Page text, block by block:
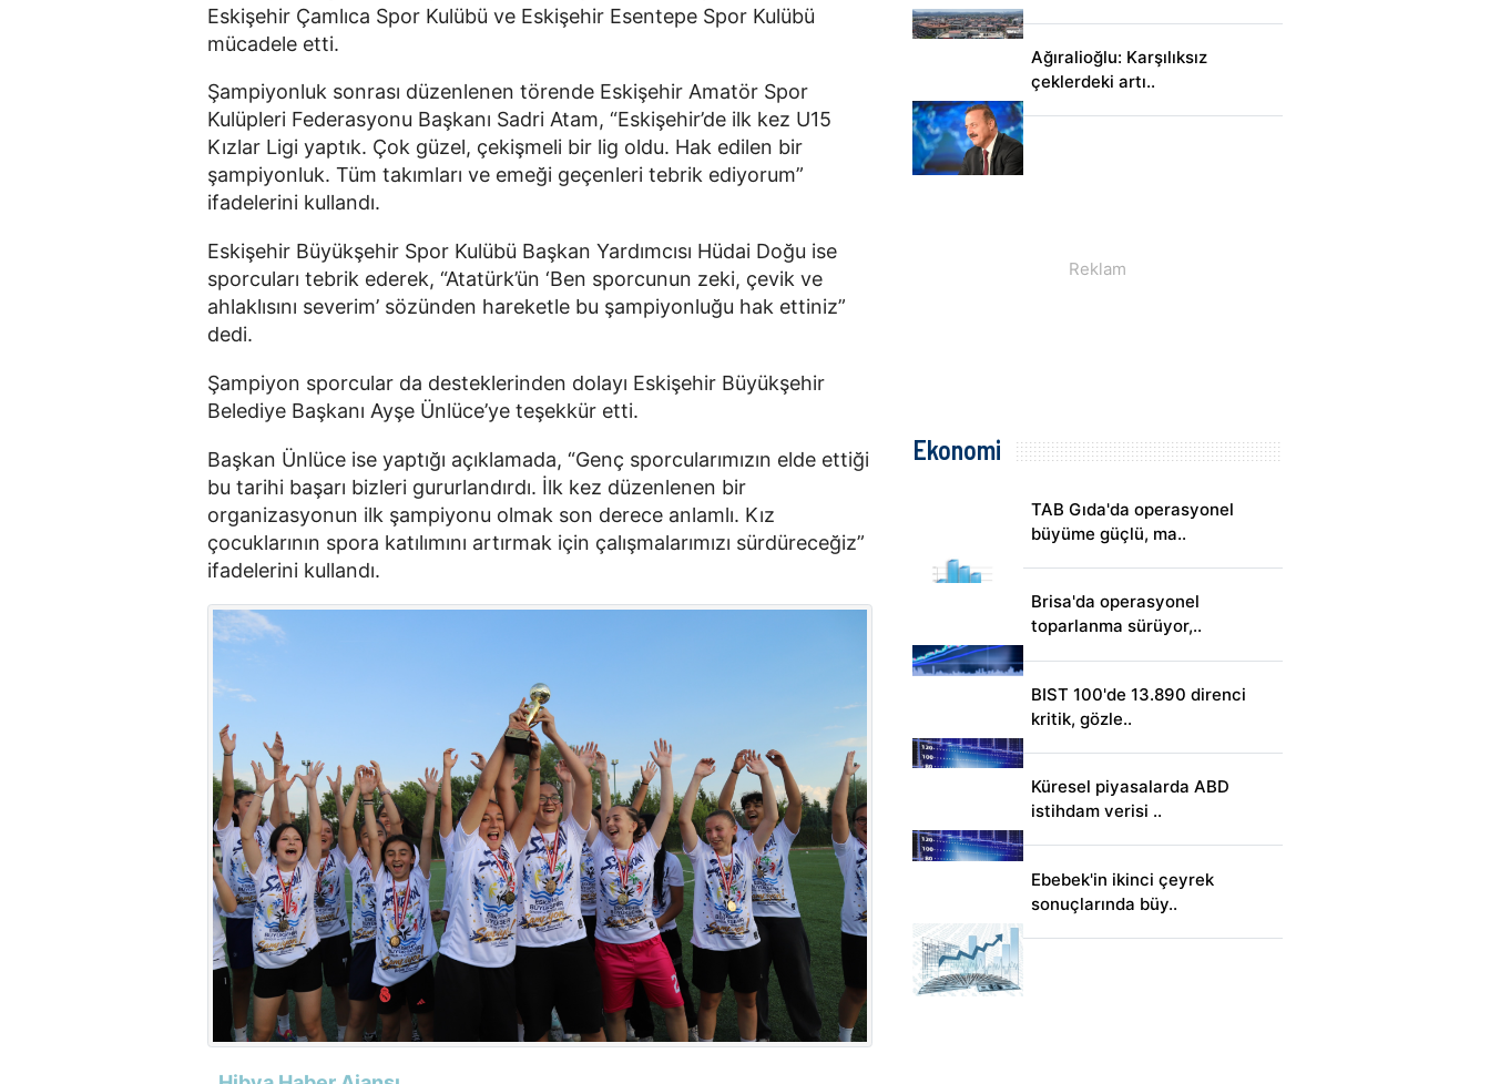
Eskişehir Çamlıca Spor Kulübü ve Eskişehir Esentepe Spor Kulübü
mücadele etti.
Şampiyonluk sonrası düzenlenen törende Eskişehir Amatör Spor
Kulüpleri Federasyonu Başkanı Sadri Atam, “Eskişehir’de ilk kez U15
Kızlar Ligi yaptık. Çok güzel, çekişmeli bir lig oldu. Hak edilen bir
şampiyonluk. Tüm takımları ve emeği geçenleri tebrik ediyorum”
ifadelerini kullandı.
Eskişehir Büyükşehir Spor Kulübü Başkan Yardımcısı Hüdai Doğu ise
sporcuları tebrik ederek, “Atatürk’ün ‘Ben sporcunun zeki, çevik ve
ahlaklısını severim’ sözünden hareketle bu şampiyonluğu hak ettiniz”
dedi.
Şampiyon sporcular da desteklerinden dolayı Eskişehir Büyükşehir
Belediye Başkanı Ayşe Ünlüce’ye teşekkür etti.
Başkan Ünlüce ise yaptığı açıklamada, “Genç sporcularımızın elde ettiği
bu tarihi başarı bizleri gururlandırdı. İlk kez düzenlenen bir
organizasyonun ilk şampiyonu olmak son derece anlamlı. Kız
çocuklarının spora katılımını artırmak için çalışmalarımızı sürdüreceğiz”
ifadelerini kullandı.
Ağıralioğlu: Karşılıksız
çeklerdeki artı..
Ekonomi
TAB Gıda'da operasyonel
büyüme güçlü, ma..
Brisa'da operasyonel
toparlanma sürüyor,..
BIST 100'de 13.890 direnci
kritik, gözle..
Küresel piyasalarda ABD
istihdam verisi ..
Ebebek'in ikinci çeyrek
sonuçlarında büy..